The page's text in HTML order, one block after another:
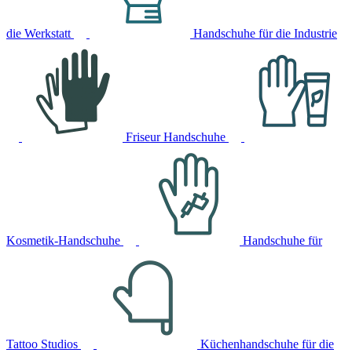
die Werkstatt Handschuhe für die Industrie
Friseur Handschuhe
Kosmetik-Handschuhe Handschuhe für
Tattoo Studios Küchenhandschuhe für die